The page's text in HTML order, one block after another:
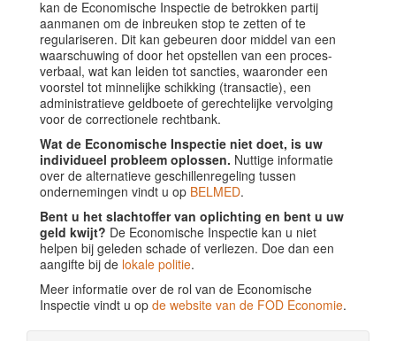
kan de Economische Inspectie de betrokken partij
aanmanen om de inbreuken stop te zetten of te
regulariseren. Dit kan gebeuren door middel van een
waarschuwing of door het opstellen van een proces-
verbaal, wat kan leiden tot sancties, waaronder een
voorstel tot minnelijke schikking (transactie), een
administratieve geldboete of gerechtelijke vervolging
voor de correctionele rechtbank.
Wat de Economische Inspectie niet doet, is uw
individueel probleem oplossen. Nuttige informatie
over de alternatieve geschillenregeling tussen
ondernemingen vindt u op BELMED.
Bent u het slachtoffer van oplichting en bent u uw
geld kwijt? De Economische Inspectie kan u niet
helpen bij geleden schade of verliezen. Doe dan een
aangifte bij de lokale politie.
Meer informatie over de rol van de Economische
Inspectie vindt u op de website van de FOD Economie.